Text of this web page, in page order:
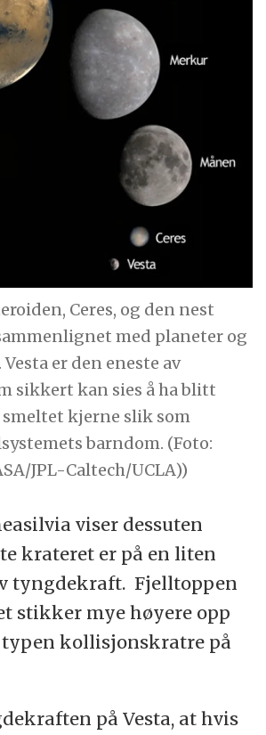
Ceres, og den nest
med planeter og
er den eneste av
sikkert kan sies å ha blitt
kjerne slik som
barndom. (Foto:
JPL-Caltech/UCLA))
viser dessuten
krateret er på en liten
tyngdekraft. Fjelltoppen
stikker mye høyere opp
kollisjonskratre på
på Vesta, at hvis